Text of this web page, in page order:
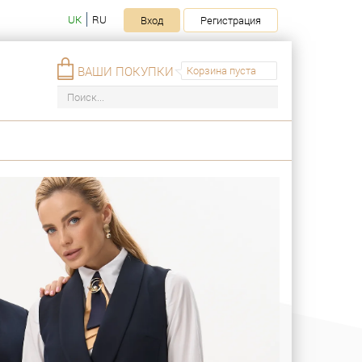
UK RU Вход Регистрация
Корзина пуста
ВАШИ ПОКУПКИ